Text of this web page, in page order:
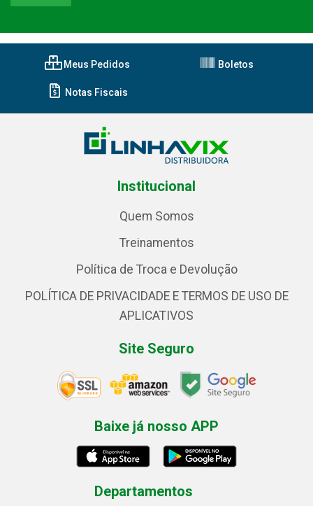
Meus Pedidos Boletos
Notas Fiscais
Institucional
Quem Somos
Treinamentos
Política de Troca e Devolução
POLÍTICA DE PRIVACIDADE E TERMOS DE USO DE
APLICATIVOS
Site Seguro
Baixe já nosso APP
Departamentos